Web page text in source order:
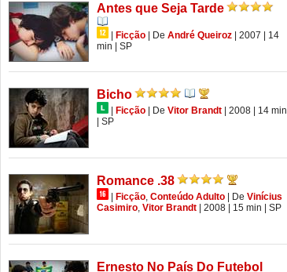
Antes que Seja Tarde
| Ficção | De André Queiroz | 2007 | 14
min | SP
Bicho
| Ficção | De Vitor Brandt | 2008 | 14 min
| SP
Romance .38
| Ficção Conteúdo Adulto | De Vinícius
Casimiro Vitor Brandt | 2008 | 15 min | SP
Ernesto No País Do Futebol